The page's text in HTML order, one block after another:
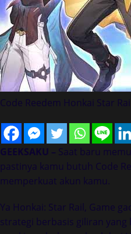
Code Reedem Honkai Star
GEEKSAKU – Saat baru
pastinya kamu butuh Code
memperkuat akun kamu.
Ya Honkai: Star Rail, Game
strategi berbasis giliran